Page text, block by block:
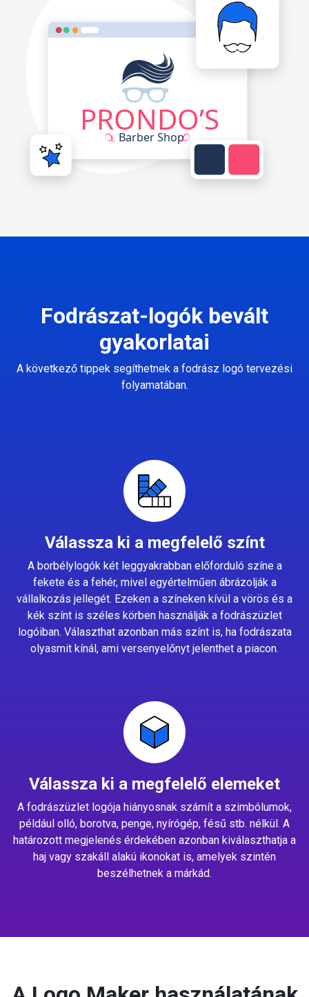
Fodrászat-logók bevált
gyakorlatai
A következő tippek segíthetnek a fodrász logó tervezési
folyamatában.
Válassza ki a megfelelő színt
A borbélylogók két leggyakrabban előforduló színe a
fekete és a fehér, mivel egyértelműen ábrázolják a
vállalkozás jellegét. Ezeken a színeken kívül a vörös és a
kék színt is széles körben használják a fodrászüzlet
logóiban. Választhat azonban más színt is, ha fodrászata
olyasmit kínál, ami versenyelőnyt jelenthet a piacon.
Válassza ki a megfelelő elemeket
A fodrászüzlet logója hiányosnak számít a szimbólumok,
például olló, borotva, penge, nyírógép, fésű stb. nélkül. A
határozott megjelenés érdekében azonban kiválaszthatja a
haj vagy szakáll alakú ikonokat is, amelyek szintén
beszélhetnek a márkád.